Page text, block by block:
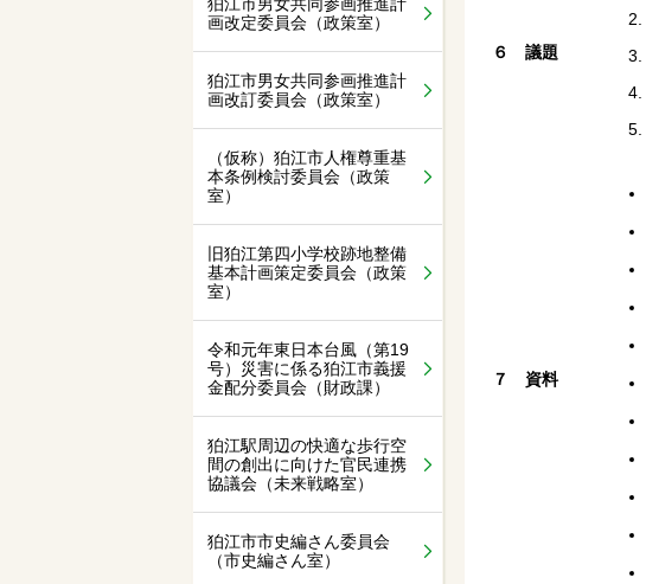
画改定委員会（政策室）
狛江市男女共同参画推進計
画改訂委員会（政策室）
（仮称）狛江市人権尊重基
本条例検討委員会（政策
室）
旧狛江第四小学校跡地整備
基本計画策定委員会（政策
室）
令和元年東日本台風（第19
号）災害に係る狛江市義援
金配分委員会（財政課）
狛江駅周辺の快適な歩行空
間の創出に向けた官民連携
協議会（未来戦略室）
狛江市市史編さん委員会
（市史編さん室）
６ 議題
７ 資料